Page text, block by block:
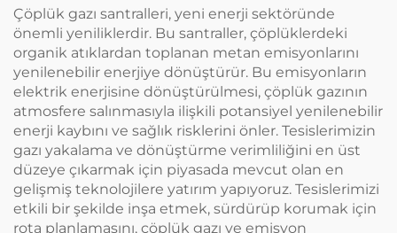
Çöplük gazı santralleri, yeni enerji sektöründe
önemli yeniliklerdir. Bu santraller, çöplüklerdeki
organik atıklardan toplanan metan emisyonlarını
yenilenebilir enerjiye dönüştürür. Bu emisyonların
elektrik enerjisine dönüştürülmesi, çöplük gazının
atmosfere salınmasıyla ilişkili potansiyel yenilenebilir
enerji kaybını ve sağlık risklerini önler. Tesislerimizin
gazı yakalama ve dönüştürme verimliliğini en üst
düzeye çıkarmak için piyasada mevcut olan en
gelişmiş teknolojilere yatırım yapıyoruz. Tesislerimizi
etkili bir şekilde inşa etmek, sürdürüp korumak için
rota planlamasını, çöplük gazı ve emisyon